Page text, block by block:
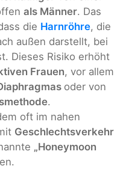
als Männer. Das
die Harnröhre, die
außen darstellt, bei
Dieses Risiko erhöht
Frauen, vor allem
oder von
.
oft im nahen
Geschlechtsverkehr
„Honeymoon